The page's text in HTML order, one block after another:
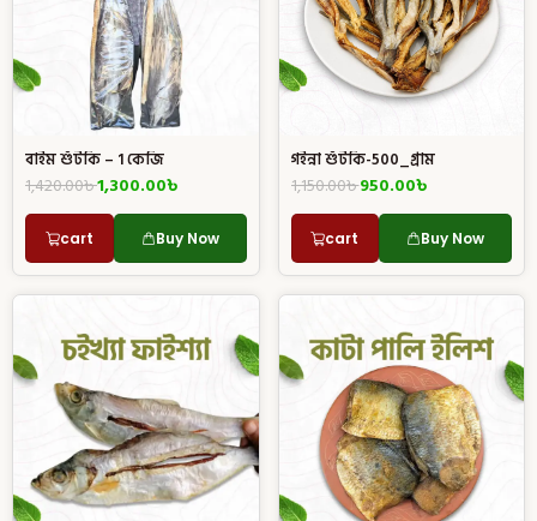
বাইম শুঁটকি – 1 কেজি
1,420.00৳1,300.00৳
cart Buy Now
গইন্না শুঁটকি-500_গ্রাম
1,150.00৳950.00৳
cart Buy Now